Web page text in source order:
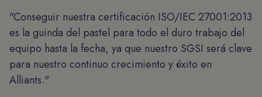
"Conseguir nuestra certificación ISO/IEC 27001:2013
es la guinda del pastel para todo el duro trabajo del
equipo hasta la fecha, ya que nuestro SGSI será clave
para nuestro continuo crecimiento y éxito en
Alliants."